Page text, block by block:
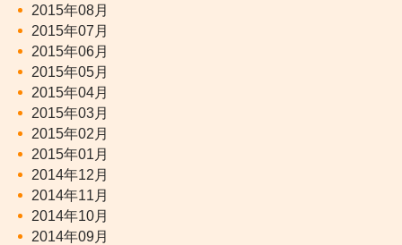
2015年08月
2015年07月
2015年06月
2015年05月
2015年04月
2015年03月
2015年02月
2015年01月
2014年12月
2014年11月
2014年10月
2014年09月